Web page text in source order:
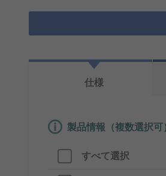
仕様
製品情報（複数選択可
すべて選択